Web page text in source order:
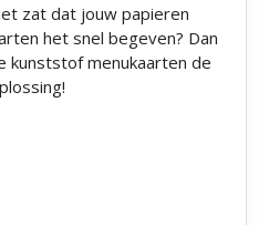
zat dat jouw papieren
het snel begeven? Dan
kunststof menukaarten de